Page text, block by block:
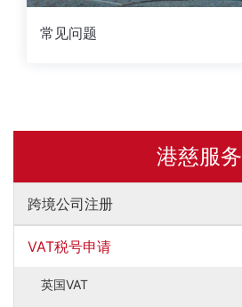
常见问题
港慈服务
跨境公司注册
VAT税号申请
英国VAT